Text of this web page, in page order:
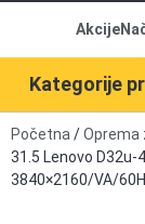
Kategorije
Akcije
Početna /Oprema
31.5 Lenovo D32u-
3840×2160/VA/